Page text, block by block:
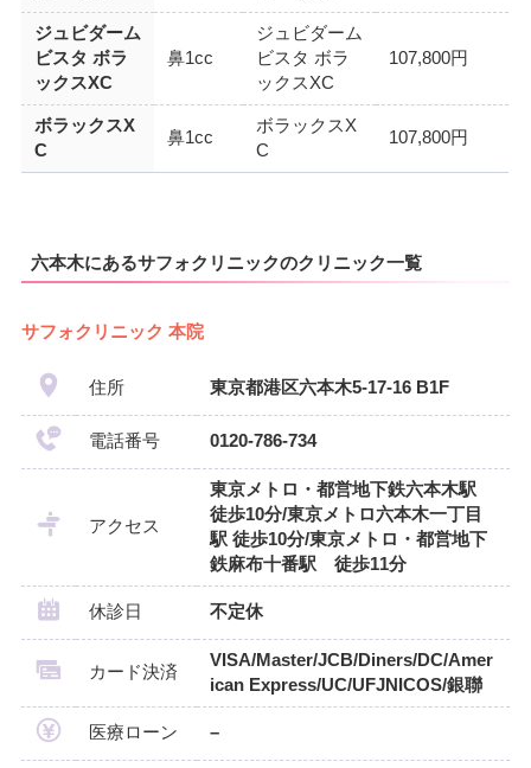
ジュビダーム
ビスタ ボラ
ックスXC
鼻1cc
ジュビダーム
ビスタ ボラ
ックスXC
107,800円
ボラックスX
C
鼻1cc
ボラックスX
C
107,800円
六本木にあるサフォクリニックのクリニック一覧
サフォクリニック 本院
住所 東京都港区六本木5-17-16 B1F
電話番号 0120-786-734
アクセス
東京メトロ・都営地下鉄六本木駅
徒歩10分/東京メトロ六本木一丁目
駅 徒歩10分/東京メトロ・都営地下
鉄麻布十番駅 徒歩11分
休診日 不定休
カード決済
VISA/Master/JCB/Diners/DC/Amer
ican Express/UC/UFJNICOS/銀聯
医療ローン –